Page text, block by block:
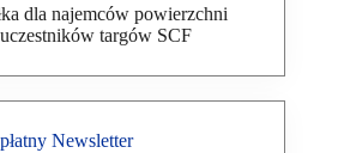
dla najemców powierzchni
targów SCF
Newsletter